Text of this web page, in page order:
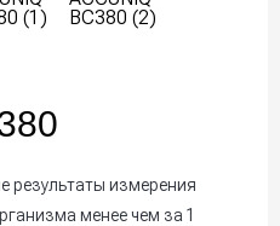
результаты измерения
менее чем за 1